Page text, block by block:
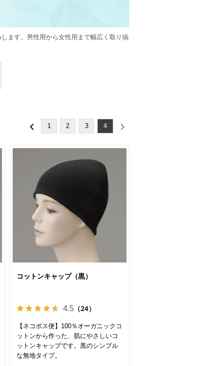
ます。男性用から女性用まで幅広く取り揃
1 2 3 4
コットンキャップ（黒）
4.5 （24）
【ネコポス便】100％オーガニックコ
ットンから作った、肌にやさしいコ
ットンキャップです。黒のシンプル
な無地タイプ。